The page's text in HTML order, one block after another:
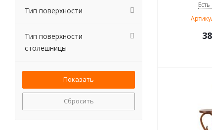
Тип поверхности
Тип поверхности
столешницы
Сбросить